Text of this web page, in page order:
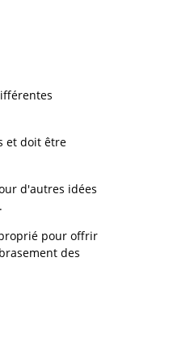
et doit être
d'autres idées
pour offrir
des